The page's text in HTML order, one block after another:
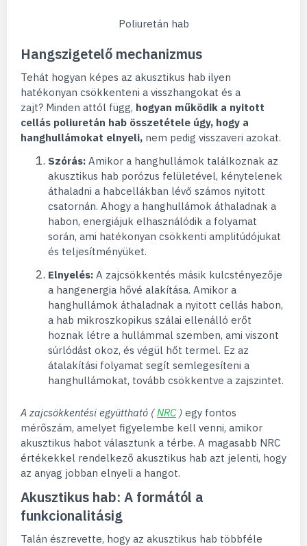
Poliuretán hab
Hangszigetelő mechanizmus
Tehát hogyan képes az akusztikus hab ilyen
hatékonyan csökkenteni a visszhangokat és a
zajt? Minden attól függ, hogyan működik a nyitott
cellás poliuretán hab összetétele úgy, hogy a
hanghullámokat elnyeli, nem pedig visszaveri azokat.
Szórás: Amikor a hanghullámok találkoznak az
akusztikus hab porózus felületével, kénytelenek
áthaladni a habcellákban lévő számos nyitott
csatornán. Ahogy a hanghullámok áthaladnak a
habon, energiájuk elhasználódik a folyamat
során, ami hatékonyan csökkenti amplitúdójukat
és teljesítményüket.
Elnyelés: A zajcsökkentés másik kulcstényezője
a hangenergia hővé alakítása. Amikor a
hanghullámok áthaladnak a nyitott cellás habon,
a hab mikroszkopikus szálai ellenálló erőt
hoznak létre a hullámmal szemben, ami viszont
súrlódást okoz, és végül hőt termel. Ez az
átalakítási folyamat segít semlegesíteni a
hanghullámokat, tovább csökkentve a zajszintet.
A zajcsökkentési együttható (NRC ) egy fontos
mérőszám, amelyet figyelembe kell venni, amikor
akusztikus habot választunk a térbe. A magasabb NRC
értékekkel rendelkező akusztikus hab azt jelenti, hogy
az anyag jobban elnyeli a hangot.
Akusztikus hab: A formától a
funkcionalitásig
Talán észrevette, hogy az akusztikus hab többféle